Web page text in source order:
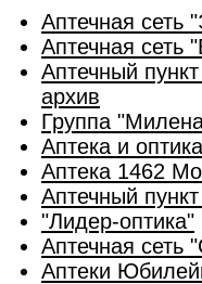
Аптечная сеть
Аптечная сеть
Аптечный
архив
Группа
Аптека и
Аптека 1462
Аптечный
"Лидер-оптика"
Аптечная сеть
Аптеки